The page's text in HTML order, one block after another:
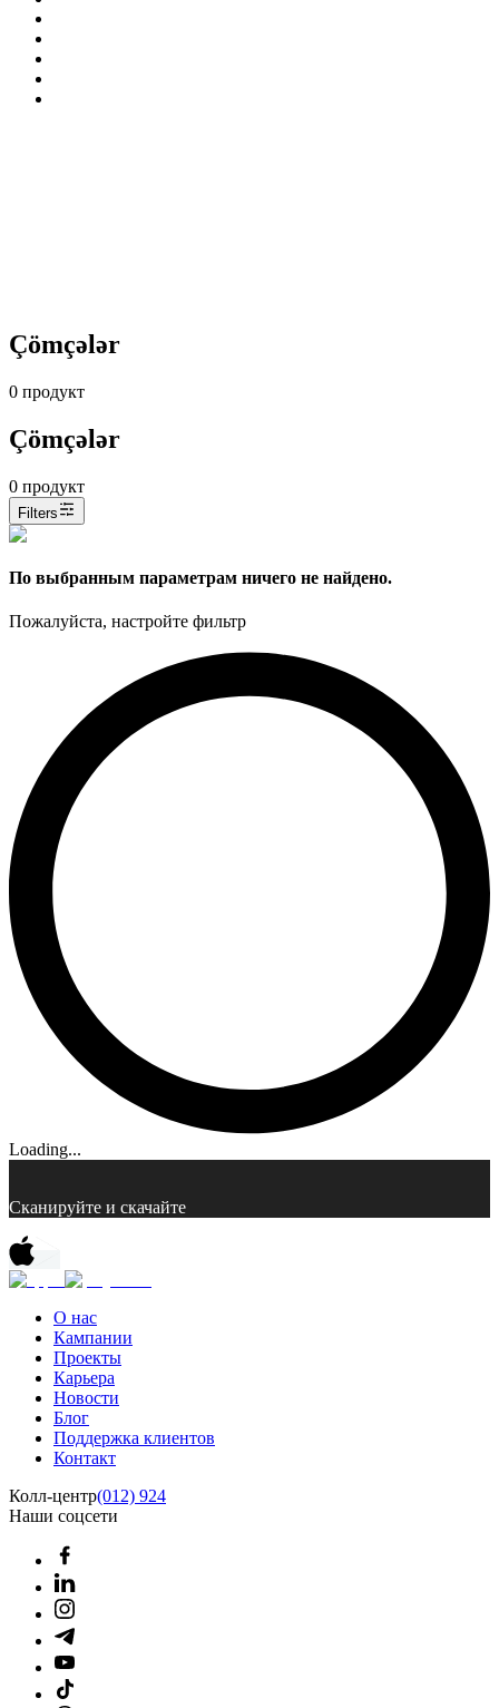
Çömçələr
0 продукт
Çömçələr
0 продукт
Filters
По выбранным параметрам ничего не найдено.
Пожалуйста, настройте фильтр
Loading...
Сканируйте и скачайте
О нас
Кампании
Проекты
Карьера
Новости
Блог
Поддержка клиентов
Контакт
Колл-центр(012) 924
Наши соцсети